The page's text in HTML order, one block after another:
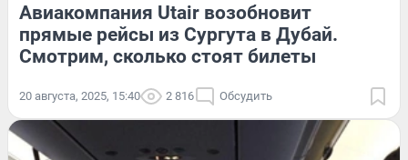
Авиакомпания Utair возобновит
прямые рейсы из Сургута в Дубай.
Смотрим, сколько стоят билеты
20 августа, 2025, 15:40 2 816 Обсудить